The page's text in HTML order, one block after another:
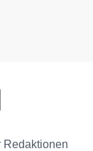
Redaktionen